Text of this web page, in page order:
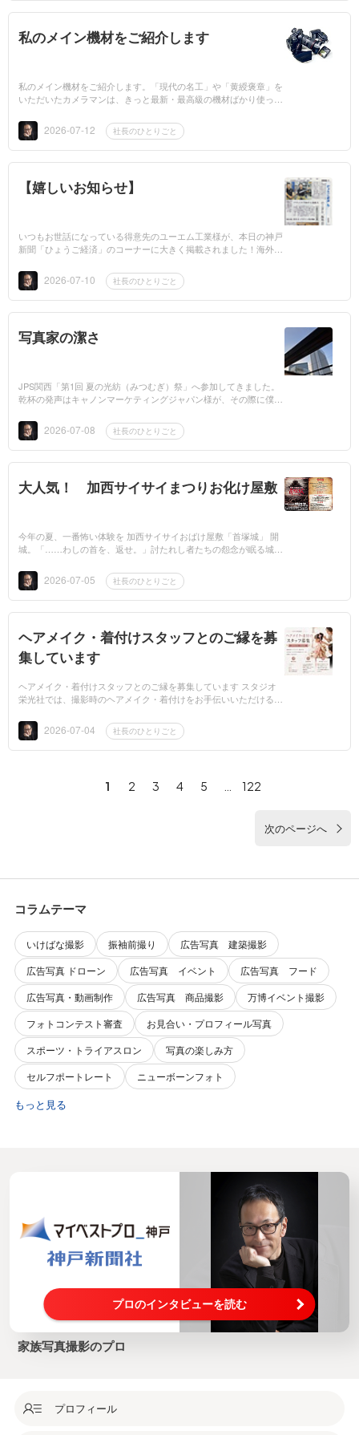
私のメイン機材をご紹介します
私のメイン機材をご紹介します。「現代の名工」や「黄綬褒章」を
いただいたカメラマンは、きっと最新・最高級の機材ばかり使って
ん。実は、私の...
2026-07-12 社長のひとりごと
【嬉しいお知らせ】
いつもお世話になっている得意先のユーエム工業様が、本日の神戸
新聞「ひょうご経済」のコーナーに大きく掲載されました！海外の
みが紹介されて...
2026-07-10 社長のひとりごと
写真家の潔さ
JPS関西「第1回 夏の光紡（みつむぎ）祭」へ参加してきました。
乾杯の発声はキャノンマーケティングジャパン様が、その際に僕の
員を迎えたJP...
2026-07-08 社長のひとりごと
大人気！ 加西サイサイまつりお化け屋敷
今年の夏、一番怖い体験を 加西サイサイおばけ屋敷「首塚城」 開
城。「……わしの首を、返せ。」討たれし者たちの怨念が眠る城。
振り返るな。そ...
2026-07-05 社長のひとりごと
ヘアメイク・着付けスタッフとのご縁を募
集しています
ヘアメイク・着付けスタッフとのご縁を募集しています スタジオ
栄光社では、撮影時のヘアメイク・着付けをお手伝いいただける業
式・婚礼など、...
2026-07-04 社長のひとりごと
1 2 3 4 5 122
次のページへ
コラムテーマ
いけばな撮影 振袖前撮り
広告写真 建築撮影
広告写真 ドローン
広告写真 イベント
広告写真 フード
広告写真・動画制作
広告写真 商品撮影
万博イベント撮影
フォトコンテスト審査
お見合い・プロフィール写真
スポーツ・トライアスロン
写真の楽しみ方
セルフポートレート
ニューボーンフォト
もっと見る
プロのインタビューを読む
家族写真撮影のプロ
プロフィール